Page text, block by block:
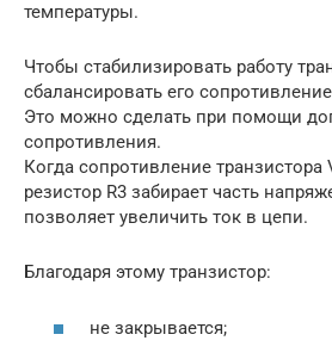
температуры.
Чтобы стабилизировать работу
сбалансировать его
Это можно сделать при помощи
сопротивления.
Когда сопротивление транзистора
резистор R3 забирает часть
позволяет увеличить ток в цепи.
Благодаря этому транзистор:
не закрывается;